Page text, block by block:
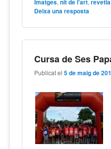
Imatges nit de l'art revetla
Deixa una resposta
Cursa de Ses
Publicat el5 de maig de